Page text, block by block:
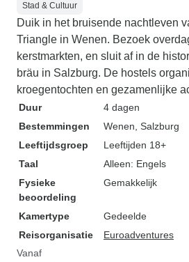
Stad & Cultuur
Duik in het bruisende nachtleven
Triangle in Wenen. Bezoek
kerstmarkten, en sluit af in de
bräu in Salzburg. De hostels
kroegentochten en gezamenlijke
Duur
4 dagen
Bestemmingen
Wenen , Salzburg
Leeftijdsgroep
Leeftijden 18+
Taal
Alleen: Engels
Fysieke
beoordeling
Gemakkelijk
Kamertype
Gedeelde
Reisorganisatie
Euroadventures
Vanaf